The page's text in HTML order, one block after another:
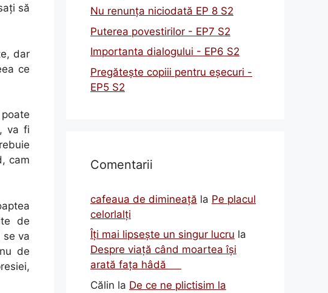
să
dar
ce
va fi
cam
de
va
de
Nu renunța niciodată EP 8 S2
Puterea povestirilor - EP7 S2
Importanta dialogului - EP6 S2
Pregătește copiii pentru eșecuri -
EP5 S2
Comentarii
cafeaua de dimineață la Pe placul
celorlalți
Îți mai lipsește un singur lucru la
Despre viață când moartea își
arată fața hâdă
Călin la De ce ne plictisim la